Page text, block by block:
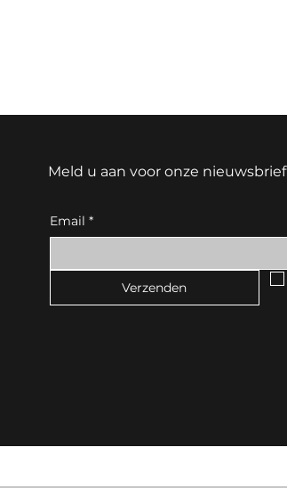
Meld u aan voor onze nieuwsbrief
Email *
Verzenden